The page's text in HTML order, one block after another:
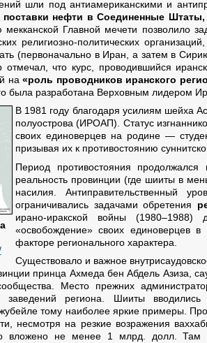
шли под антиамериканскими и
нефти в Соединенные Штаты,
Главной мечети позволило
религиозно-политических
(первоначально в Иран, а затем в
что курс, проводившийся
на «роль проводников иранского
была разработана Верховным лидером
В 1981 году благодаря усилиям шейха
полуострова (ИРОАП). Статус
своих единоверцев на родине —
призывая их к противостоянию
Период противостояния продолжался
реальность провинции (где шииты в
насилия. Антиправительственный
ограничивались задачами обретения
ирано-иракской войны
«освобождение» своих единоверцев
факторе регионального характера.
Существовало и важное
принца Ахмеда бен Абдель Азиза,
Место прежних
региона. Шииты
тому наиболее яркие примеры.
несмотря на резкие возражения
вложено не менее 1 млрд. долл. Там